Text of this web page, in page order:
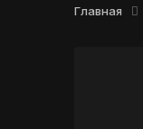
Главная